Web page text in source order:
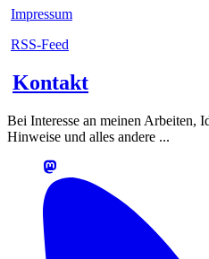
Impressum
RSS-Feed
Kontakt
Bei Interesse an meinen Arbeiten,
Hinweise und alles andere ...